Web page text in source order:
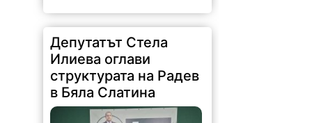
Депутатът Стела
Илиева оглави
структурата на Радев
в Бяла Слатина